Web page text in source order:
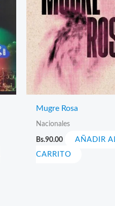
Mugre Rosa
Nacionales
Bs.90.00
AÑADIR
CARRITO